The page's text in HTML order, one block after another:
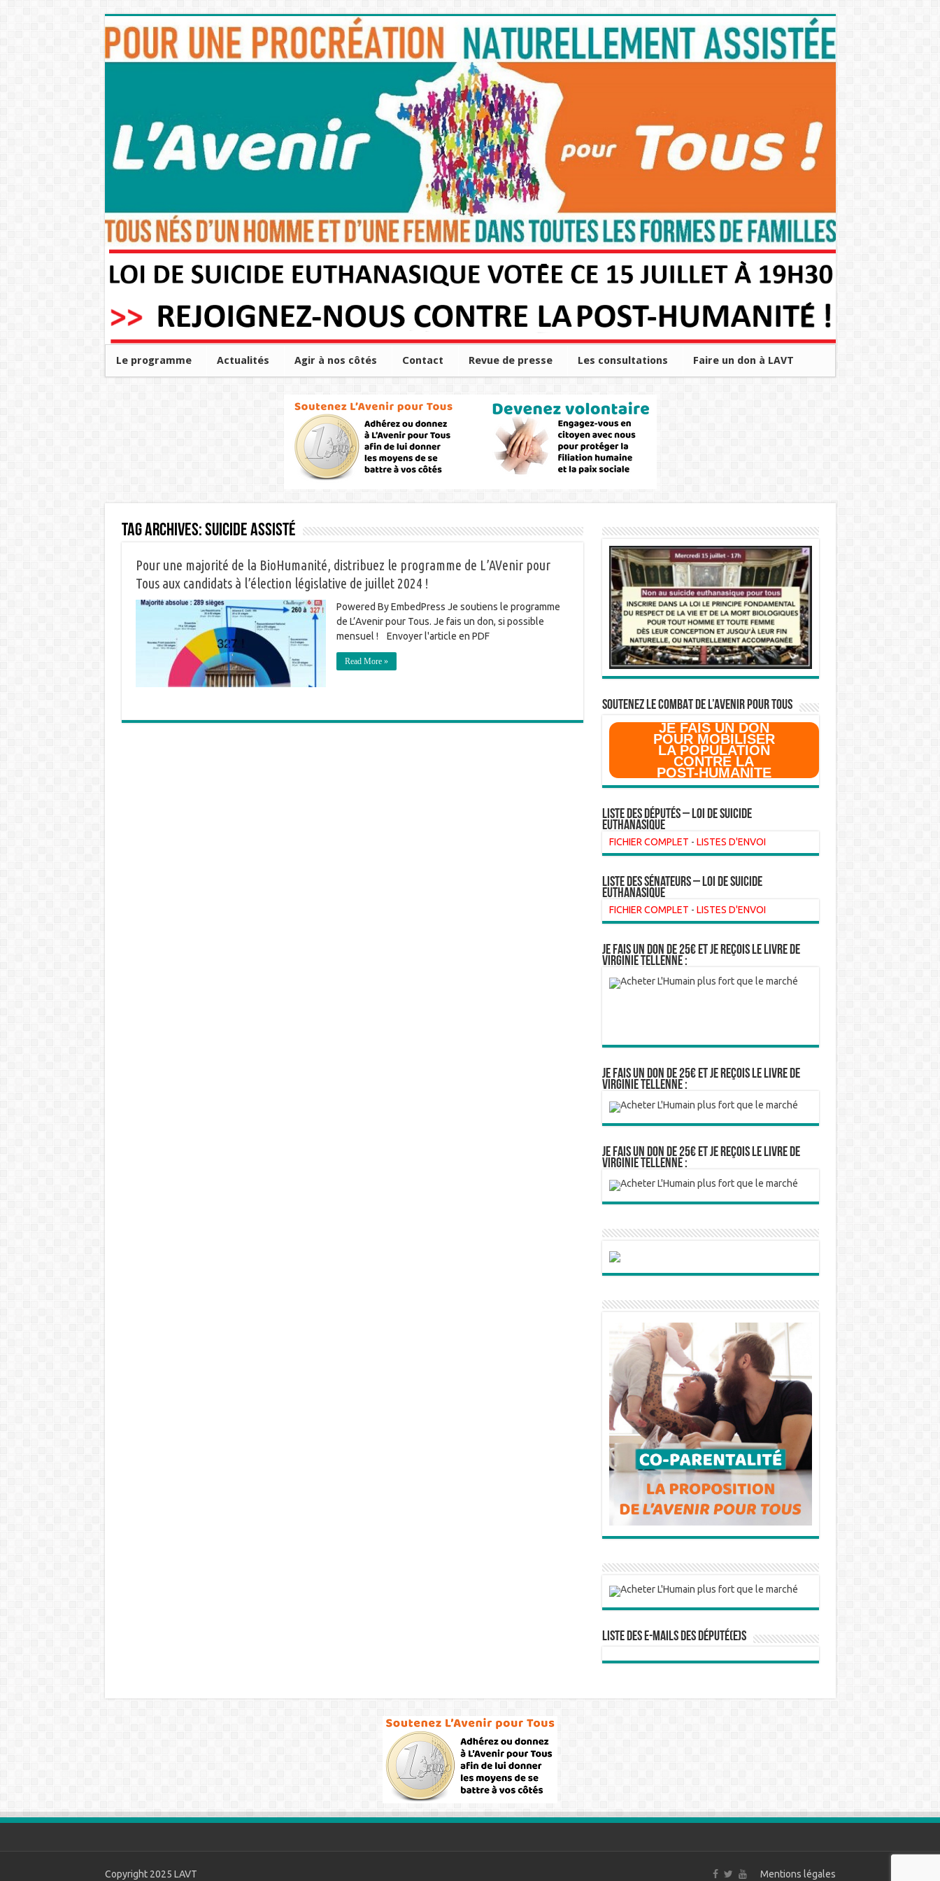
Le programme Actualités Agir à nos côtés Contact Revue de presse Les consultations Faire un don à LAVT
Tag Archives:suicide assisté
Pour une majorité de la BioHumanité, distribuez le programme de L’AVenir pour
Tous aux candidats à l’élection législative de juillet 2024 !
Powered By EmbedPress Je soutiens le programme
de L’Avenir pour Tous. Je fais un don, si possible
mensuel ! Envoyer l'article en PDF
Read More »
SOUTENEZ LE COMBAT DE L’AVenir pour Tous
JE FAIS UN DON
POUR MOBILISER
LA POPULATION
CONTRE LA
POST-HUMANITE
Liste des Députés – Loi de suicide
euthanasique
FICHIER COMPLET - LISTES D'ENVOI
liste des sénateurs – loi de suicide
euthanasique
FICHIER COMPLET - LISTES D'ENVOI
Je fais un don de 25€ et je reçois le livre de
Virginie Tellenne :
Je fais un don de 25€ et je reçois le livre de
Virginie Tellenne :
Je fais un don de 25€ et je reçois le livre de
Virginie Tellenne :
Liste des e-mails des député(e)s
Mentions légales
Copyright 2025 LAVT